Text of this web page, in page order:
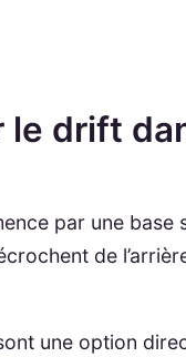
drift
par une base
de
une option